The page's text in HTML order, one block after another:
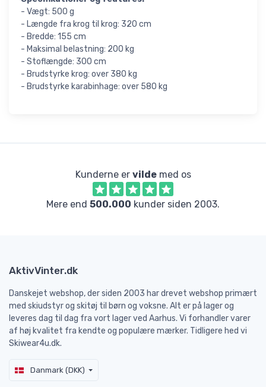
- Vægt: 500 g
- Længde fra krog til krog: 320 cm
- Bredde: 155 cm
- Maksimal belastning: 200 kg
- Stoflængde: 300 cm
- Brudstyrke krog: over 380 kg
- Brudstyrke karabinhage: over 580 kg
Kunderne er vildemed os
Mere end 500.000 kunder siden 2003.
AktivVinter.dk
Danskejet webshop, der siden 2003 har drevet webshop primært
med skiudstyr og skitøj til børn og voksne. Alt er på lager og
leveres dag til dag fra vort lager ved Aarhus. Vi forhandler varer
af høj kvalitet fra kendte og populære mærker. Tidligere hed vi
Skiwear4u.dk.
Danmark (DKK)